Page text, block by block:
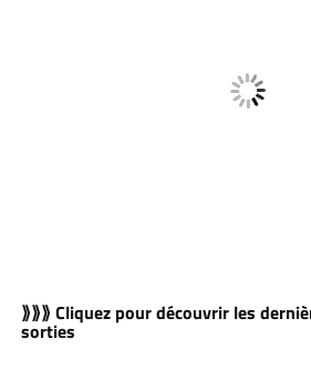
⟫⟫⟫ Cliquez pour découvrir les
sorties